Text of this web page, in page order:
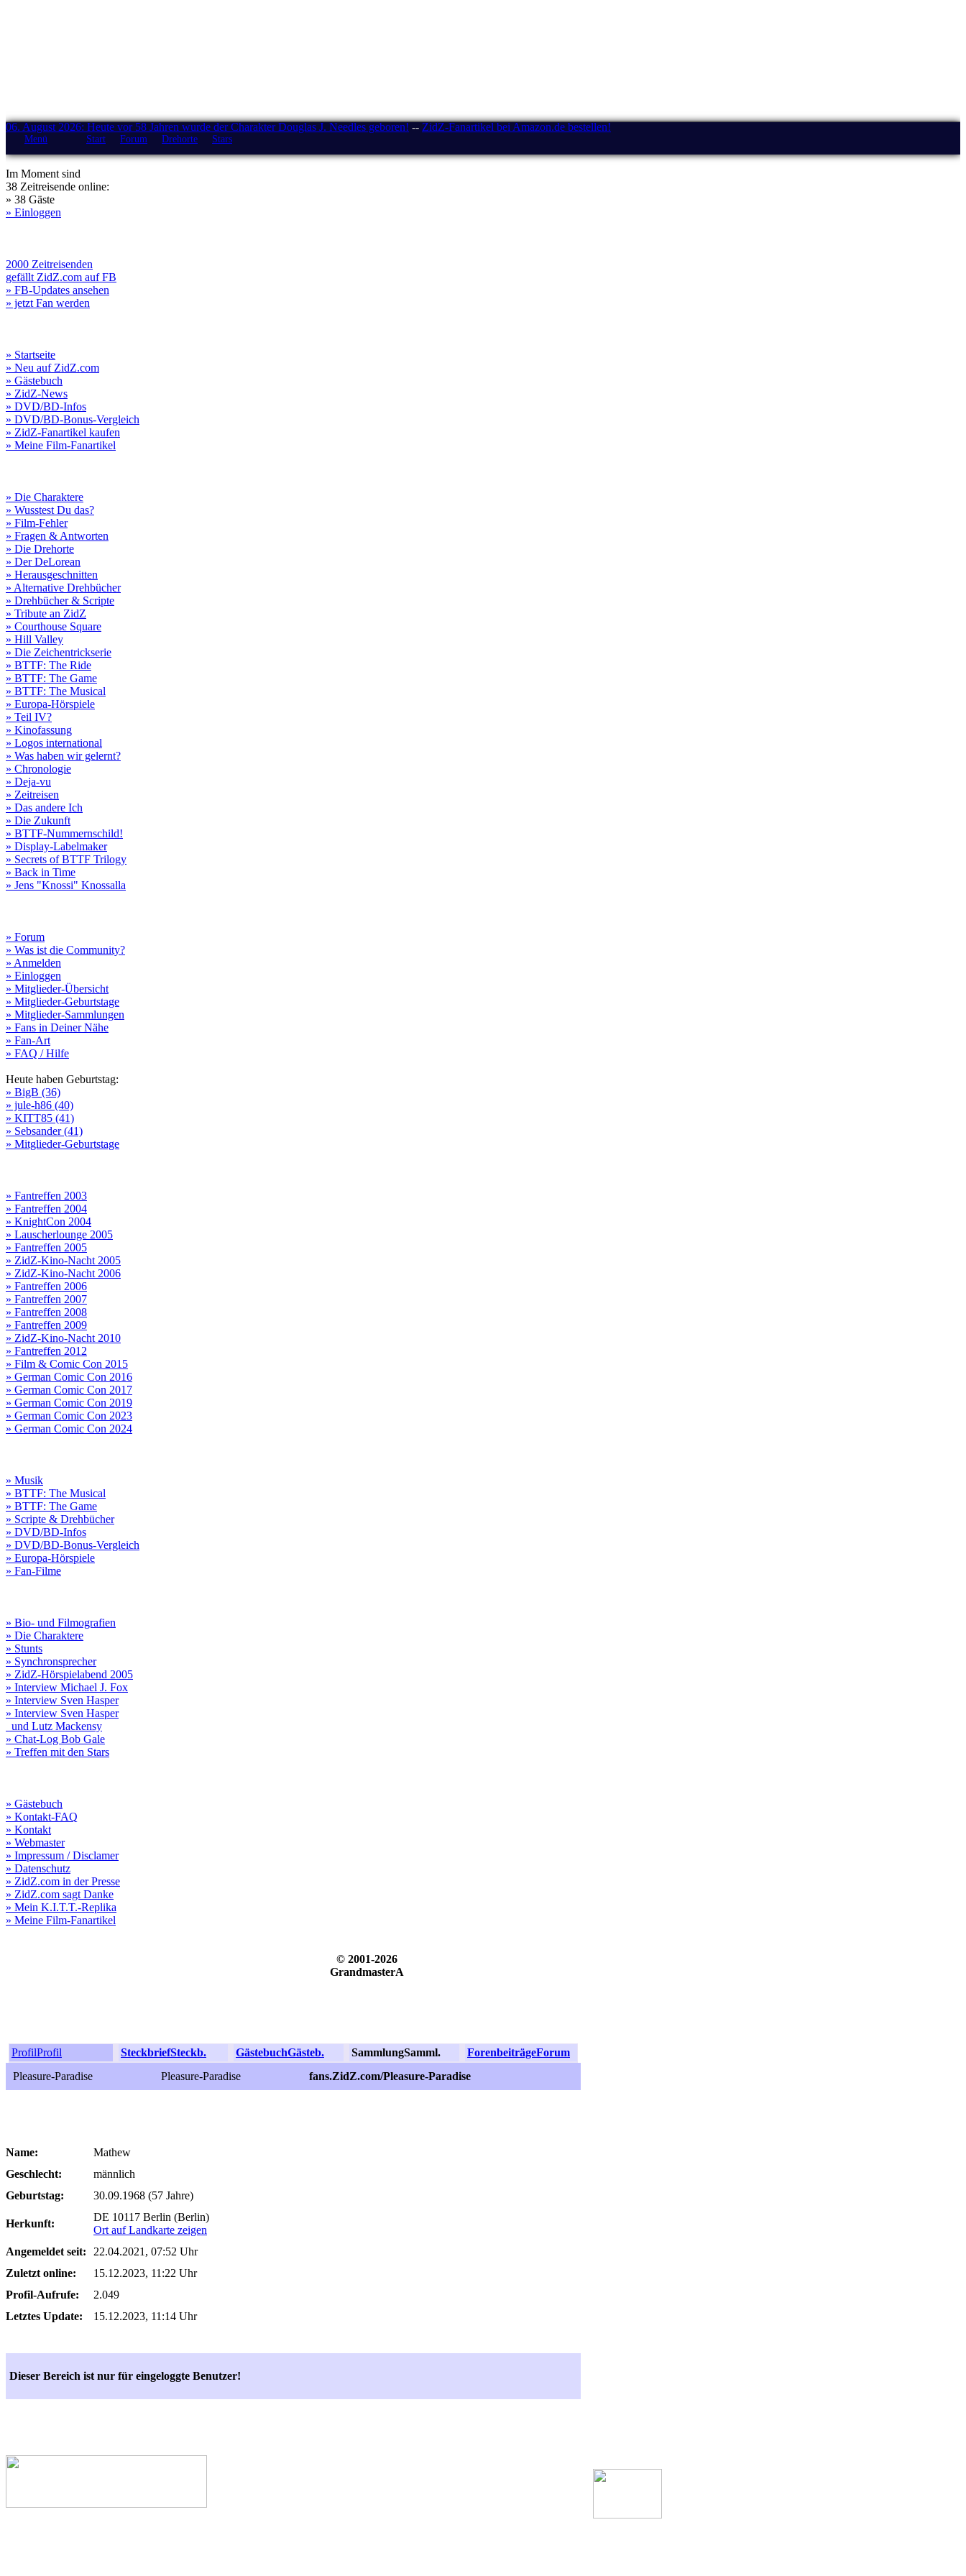
06. August 2026: Heute vor 58 Jahren wurde der Charakter Douglas J. Needles geboren! -- ZidZ-Fanartikel bei Amazon.de bestellen!
Menü Start Forum Drehorte Stars
Im Moment sind
38 Zeitreisende online:
» 38 Gäste
» Einloggen
2000 Zeitreisenden
gefällt ZidZ.com auf FB
» FB-Updates ansehen
» jetzt Fan werden
» Startseite
» Neu auf ZidZ.com
» Gästebuch
» ZidZ-News
» DVD/BD-Infos
» DVD/BD-Bonus-Vergleich
» ZidZ-Fanartikel kaufen
» Meine Film-Fanartikel
» Die Charaktere
» Wusstest Du das?
» Film-Fehler
» Fragen & Antworten
» Die Drehorte
» Der DeLorean
» Herausgeschnitten
» Alternative Drehbücher
» Drehbücher & Scripte
» Tribute an ZidZ
» Courthouse Square
» Hill Valley
» Die Zeichentrickserie
» BTTF: The Ride
» BTTF: The Game
» BTTF: The Musical
» Europa-Hörspiele
» Teil IV?
» Kinofassung
» Logos international
» Was haben wir gelernt?
» Chronologie
» Deja-vu
» Zeitreisen
» Das andere Ich
» Die Zukunft
» BTTF-Nummernschild!
» Display-Labelmaker
» Secrets of BTTF Trilogy
» Back in Time
» Jens "Knossi" Knossalla
» Forum
» Was ist die Community?
» Anmelden
» Einloggen
» Mitglieder-Übersicht
» Mitglieder-Geburtstage
» Mitglieder-Sammlungen
» Fans in Deiner Nähe
» Fan-Art
» FAQ / Hilfe
Heute haben Geburtstag:
» BigB (36)
» jule-h86 (40)
» KITT85 (41)
» Sebsander (41)
» Mitglieder-Geburtstage
» Fantreffen 2003
» Fantreffen 2004
» KnightCon 2004
» Lauscherlounge 2005
» Fantreffen 2005
» ZidZ-Kino-Nacht 2005
» ZidZ-Kino-Nacht 2006
» Fantreffen 2006
» Fantreffen 2007
» Fantreffen 2008
» Fantreffen 2009
» ZidZ-Kino-Nacht 2010
» Fantreffen 2012
» Film & Comic Con 2015
» German Comic Con 2016
» German Comic Con 2017
» German Comic Con 2019
» German Comic Con 2023
» German Comic Con 2024
» Musik
» BTTF: The Musical
» BTTF: The Game
» Scripte & Drehbücher
» DVD/BD-Infos
» DVD/BD-Bonus-Vergleich
» Europa-Hörspiele
» Fan-Filme
» Bio- und Filmografien
» Die Charaktere
» Stunts
» Synchronsprecher
» ZidZ-Hörspielabend 2005
» Interview Michael J. Fox
» Interview Sven Hasper
» Interview Sven Hasper
und Lutz Mackensy
» Chat-Log Bob Gale
» Treffen mit den Stars
» Gästebuch
» Kontakt-FAQ
» Kontakt
» Webmaster
» Impressum / Disclamer
» Datenschutz
» ZidZ.com in der Presse
» ZidZ.com sagt Danke
» Mein K.I.T.T.-Replika
» Meine Film-Fanartikel
© 2001-2026
GrandmasterA
ProfilProfil SteckbriefSteckb. GästebuchGästeb. SammlungSamml. ForenbeiträgeForum
Pleasure-Paradise
Pleasure-Paradise fans.ZidZ.com/Pleasure-Paradise
Name:
Mathew
Geschlecht:
männlich
Geburtstag:
30.09.1968 (57 Jahre)
Herkunft:
DE 10117 Berlin (Berlin)
Ort auf Landkarte zeigen
Angemeldet seit:
22.04.2021, 07:52 Uhr
Zuletzt online:
15.12.2023, 11:22 Uhr
Profil-Aufrufe:
2.049
Letztes Update:
15.12.2023, 11:14 Uhr
Dieser Bereich ist nur für eingeloggte Benutzer!